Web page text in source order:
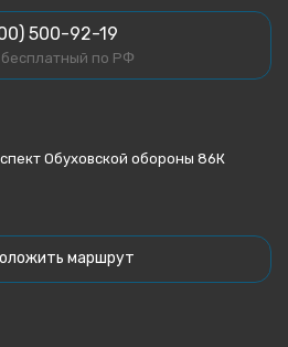
500-92-19
по РФ
Обуховской обороны 86К
маршрут